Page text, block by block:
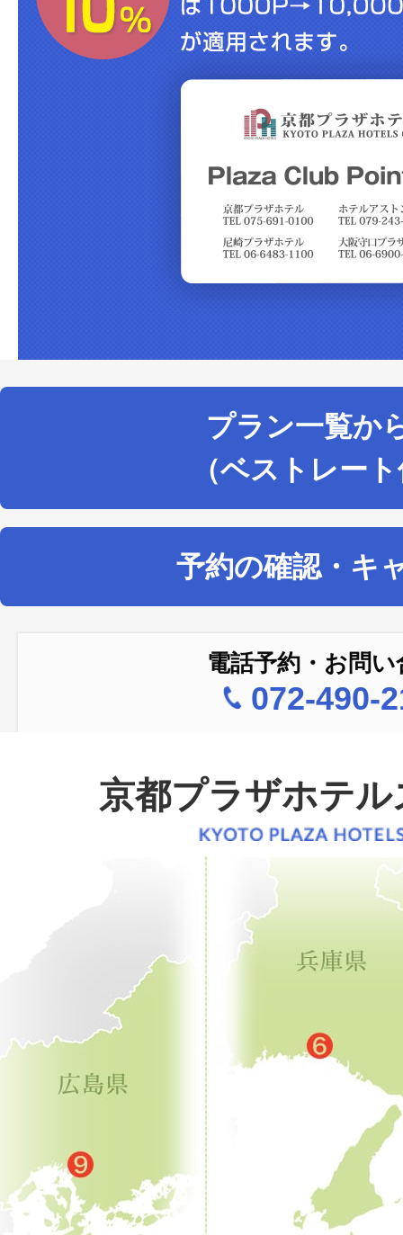
プラン一覧か
（ベストレー
予約の確認・キ
電話予約・お問
072-490-
京都プラザホテ